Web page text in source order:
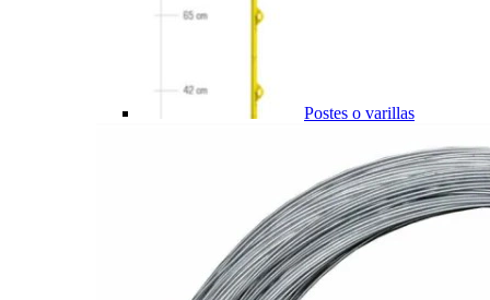
Postes o varillas